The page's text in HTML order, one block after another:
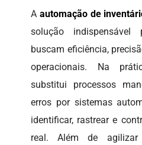
Aautomação de
solução indispensável
buscam eficiência,
operacionais. Na
substitui processos
erros por sistemas
identificar, rastrear e
real. Além de